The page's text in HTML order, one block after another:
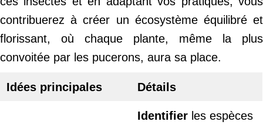
contribuerez à créer un écosystème équilibré et
florissant, où chaque plante, même la plus
convoitée par les pucerons, aura sa place.
Idées principales Détails
Identifier les espèces